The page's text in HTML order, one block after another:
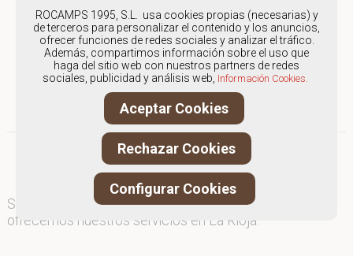
Los envíos a La Rioja gestionados
entre semana se entregarán en
menos de 48 horas; los pedidos
realizados en fin de semana, el
producto se enviará a partir del
lunes.
Somos especialistas en Outlet de zapatos
ofrecemos nuestros servicios en La Rioja.
ROCAMPS 1995, S.L. usa cookies propias (necesarias) y
de terceros para personalizar el contenido y los anuncios,
ofrecer funciones de redes sociales y analizar el tráfico.
Además, compartimos información sobre el uso que
haga del sitio web con nuestros partners de redes
sociales, publicidad y análisis web, Información Cookies.
Aceptar Cookies
Rechazar Cookies
Configurar Cookies